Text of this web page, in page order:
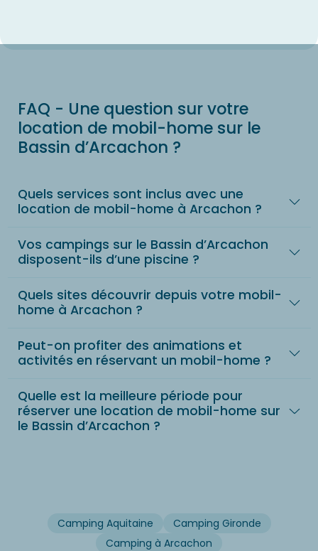
FAQ - Une question sur votre
location de mobil-home sur le
Bassin d’Arcachon ?
Quels services sont inclus avec une
location de mobil-home à Arcachon ?
Vos campings sur le Bassin d’Arcachon
disposent-ils d’une piscine ?
Quels sites découvrir depuis votre mobil-
home à Arcachon ?
Peut-on profiter des animations et
activités en réservant un mobil-home ?
Quelle est la meilleure période pour
réserver une location de mobil-home sur
le Bassin d’Arcachon ?
Camping Aquitaine
Camping Gironde
Camping à Arcachon